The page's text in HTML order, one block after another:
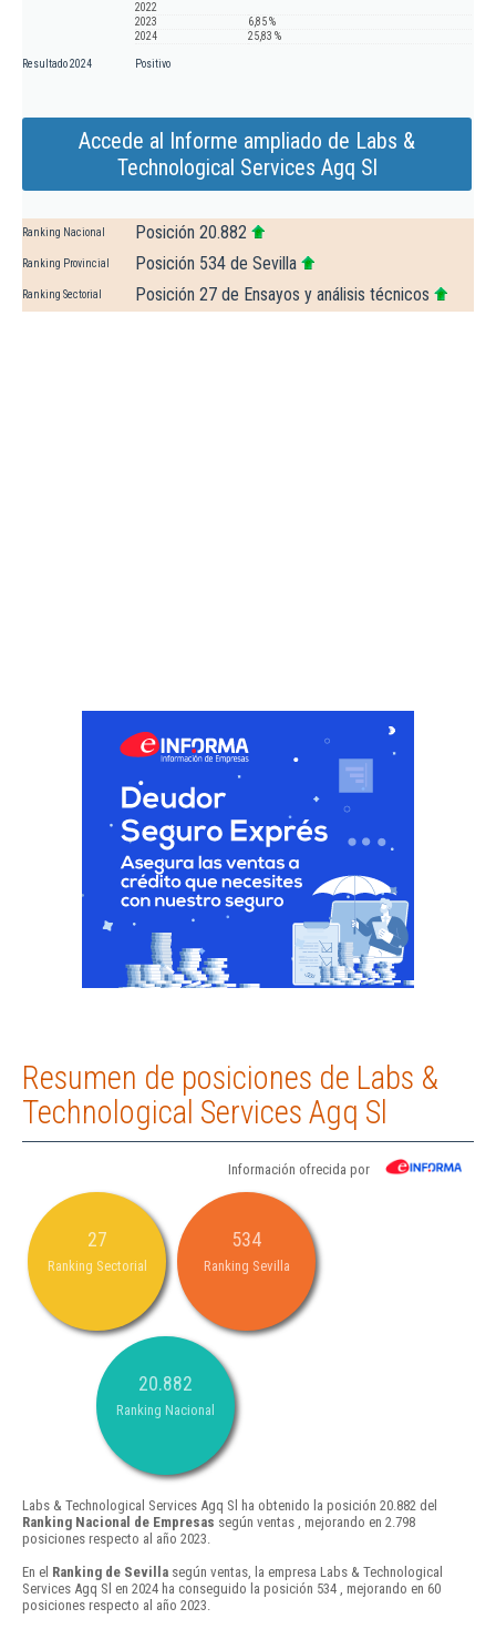
2022
2023
6,85 %
2024
25,83 %
Resultado 2024 Positivo
Accede al Informe ampliado de Labs &
Technological Services Agq Sl
Ranking Nacional Posición 20.882
Ranking Provincial Posición 534 de Sevilla
Ranking Sectorial Posición 27 de Ensayos y análisis técnicos
Resumen de posiciones de Labs &
Technological Services Agq Sl
Información ofrecida por
27
Ranking Sectorial
534
Ranking Sevilla
20.882
Ranking Nacional
Labs & Technological Services Agq Sl ha obtenido la posición 20.882 del
Ranking Nacional de Empresas según ventas , mejorando en 2.798
posiciones respecto al año 2023.
En el Ranking de Sevilla según ventas, la empresa Labs & Technological
Services Agq Sl en 2024 ha conseguido la posición 534 , mejorando en 60
posiciones respecto al año 2023.